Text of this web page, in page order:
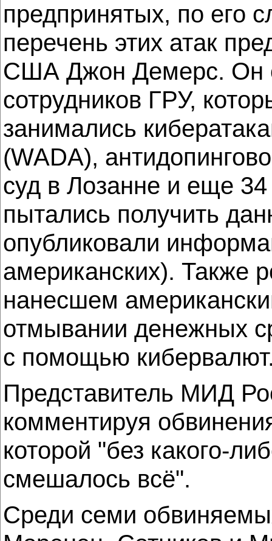
предпринятых, по его
перечень этих атак
США Джон Демерс. Он
сотрудников ГРУ,
занимались
(WADA),
суд в Лозанне и еще
пытались получить
опубликовали
американских). Также
нанесшем
отмывании денежных
с помощью
Представитель МИД
комментируя
которой "без какого-
смешалось всё".
Среди семи